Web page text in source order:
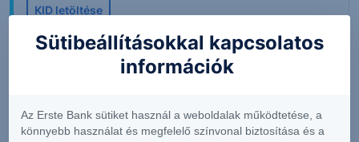
KID letöltése
Zrt.
Sütibeállításokkal kapcsolatos
információk
Az Erste Bank sütiket használ a weboldalak működtetése, a
könnyebb használat és megfelelő színvonal biztosítása és a